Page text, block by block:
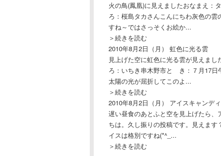
火の鳥(鳳凰)に見えましたおなまえ
ろ：桜島タカさんこんにちわ灰色の
すね～ではさっそくお絵か...
＞続きを読む
2010年8月2日（月）
虹色に光る雲
見上げた空に虹色に光る雲が見えま
ろ：いちき串木野市と き：７月17日
太陽の光が屈折してこのよ...
＞続きを読む
2010年8月2日（月）
アイスキャンデ
遅い昼食のあとふと空を見上げたら
ちは。久し振りの投稿です。見えま
イスは格別ですね(*^_...
＞続きを読む